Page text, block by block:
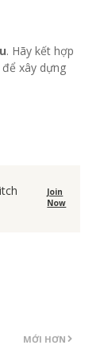
. Hãy kết hợp
xây dựng
Join
Now
MỚI HƠN